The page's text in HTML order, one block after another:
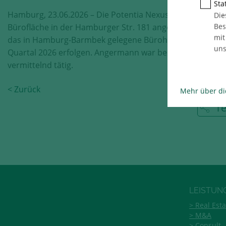
Hamburg, 23.06.2026 – Die Potentia Nexus GmbH hat ca.
Bürofläche in der Hamburger Str. 181 angemietet. Der
das in Hamburg-Barmbek gelegene Bürohaus soll im
Quartal 2026 erfolgen. Angermann war bei der
vermittelnd tätig.
< Zurück
Real
M&A
Mehr über